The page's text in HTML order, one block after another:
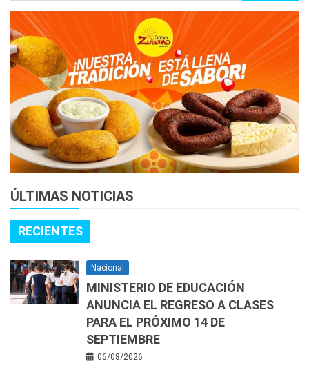
ÚLTIMAS NOTICIAS
RECIENTES
Nacional
MINISTERIO DE EDUCACIÓN
ANUNCIA EL REGRESO A CLASES
PARA EL PRÓXIMO 14 DE
SEPTIEMBRE
06/08/2026